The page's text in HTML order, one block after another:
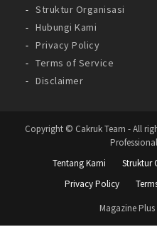
Struktur Organisasi
Hubungi Kami
Privacy Policy
Terms of Service
Disclaimer
Copyright © Cakruk Team - All
Tentang Kami
Struktur
Privacy Policy
Magazine